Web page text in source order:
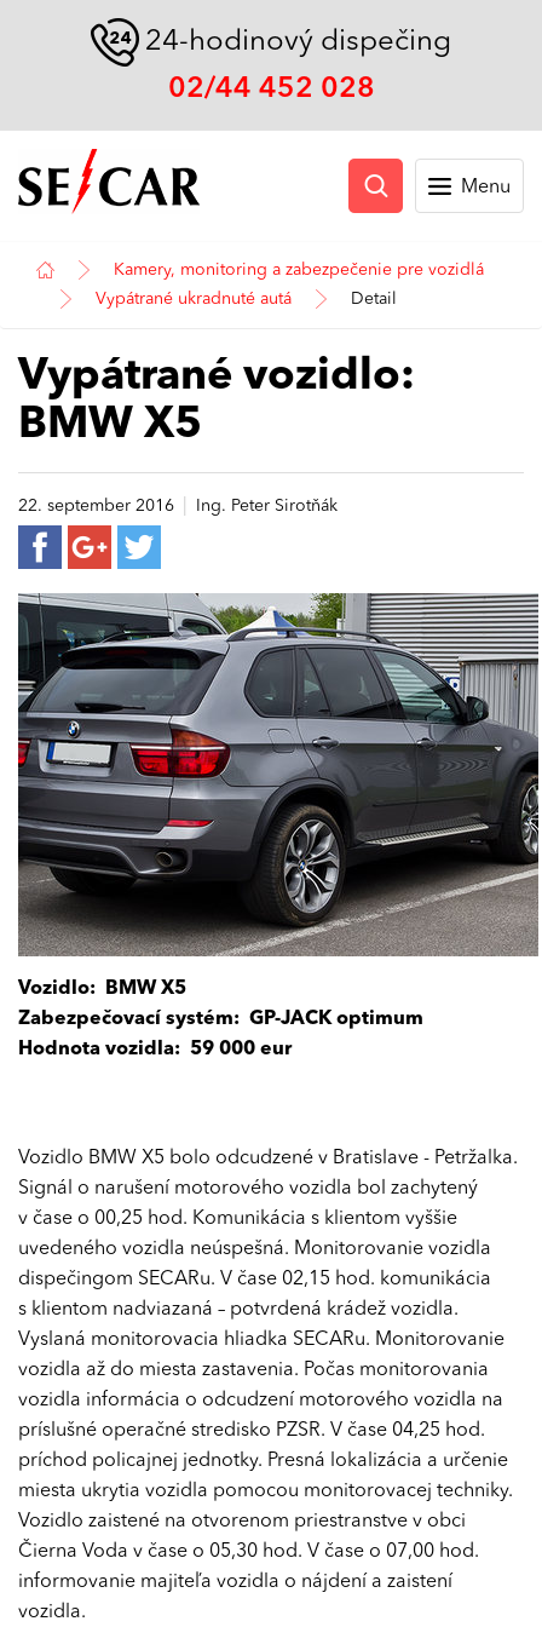
24-hodinový dispečing
02/44 452 028
Menu
Kamery, monitoring a zabezpečenie pre vozidlá
Vypátrané ukradnuté autá
Detail
Vypátrané vozidlo:
BMW X5
22. september 2016 Ing. Peter Sirotňák
Vozidlo:
BMW X5
Zabezpečovací systém: GP-JACK optimum
Hodnota vozidla: 59 000 eur
Vozidlo BMW X5 bolo odcudzené v Bratislave - Petržalka.
Signál o narušení motorového vozidla bol zachytený
v čase o 00,25 hod. Komunikácia s klientom vyššie
uvedeného vozidla neúspešná. Monitorovanie vozidla
dispečingom SECARu. V čase 02,15 hod. komunikácia
s klientom nadviazaná – potvrdená krádež vozidla.
Vyslaná monitorovacia hliadka SECARu. Monitorovanie
vozidla až do miesta zastavenia. Počas monitorovania
vozidla informácia o odcudzení motorového vozidla na
príslušné operačné stredisko PZSR. V čase 04,25 hod.
príchod policajnej jednotky. Presná lokalizácia a určenie
miesta ukrytia vozidla pomocou monitorovacej techniky.
Vozidlo zaistené na otvorenom priestranstve v obci
Čierna Voda v čase o 05,30 hod. V čase o 07,00 hod.
informovanie majiteľa vozidla o nájdení a zaistení
vozidla.